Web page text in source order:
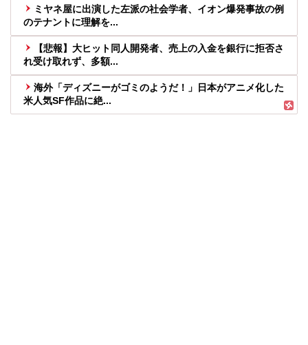
ミヤネ屋に出演した左派の社会学者、イオン爆発事故の例
のテナントに理解を...
【悲報】大ヒット同人開発者、売上の入金を銀行に拒否さ
れ受け取れず、多額...
海外「ディズニーがゴミのようだ！」日本がアニメ化した
米人気SF作品に絶...